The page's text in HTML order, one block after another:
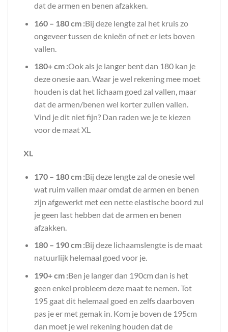
dat de armen en benen afzakken.
160 – 180 cm :Bij deze lengte zal het kruis zo
ongeveer tussen de knieën of net er iets boven
vallen.
180+ cm :Ook als je langer bent dan 180 kan je
deze onesie aan. Waar je wel rekening mee moet
houden is dat het lichaam goed zal vallen, maar
dat de armen/benen wel korter zullen vallen.
Vind je dit niet fijn? Dan raden we je te kiezen
voor de maat XL
XL
170 – 180 cm :Bij deze lengte zal de onesie wel
wat ruim vallen maar omdat de armen en benen
zijn afgewerkt met een nette elastische boord zul
je geen last hebben dat de armen en benen
afzakken.
180 – 190 cm :Bij deze lichaamslengte is de maat
natuurlijk helemaal goed voor je.
190+ cm :Ben je langer dan 190cm dan is het
geen enkel probleem deze maat te nemen. Tot
195 gaat dit helemaal goed en zelfs daarboven
pas je er met gemak in. Kom je boven de 195cm
dan moet je wel rekening houden dat de